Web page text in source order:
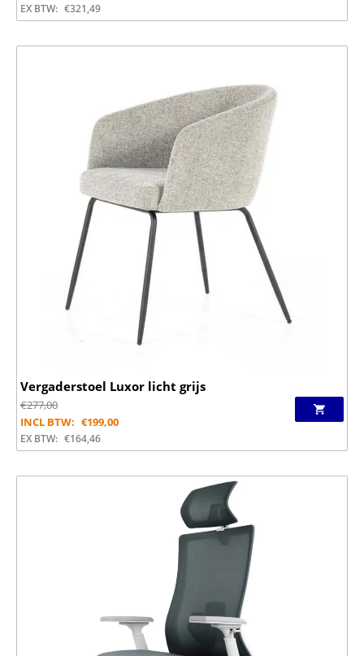
EX BTW: €321,49
Vergaderstoel Luxor licht grijs
€277,00
INCL BTW: €199,00
EX BTW: €164,46